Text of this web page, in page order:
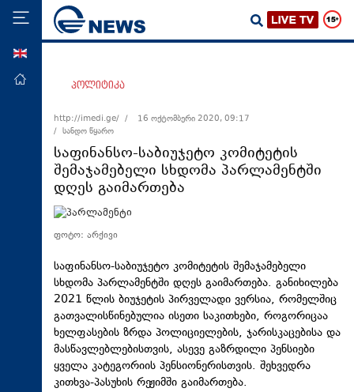
მთავარი
ეკონომიკა
მსოფლიო
ჯანდაცვა
საზოგადოება
სამართალი
თავდაცვა
რეგიონი
კულტურა
ტექნოლოგიები
პოლიტიკა
http://imedi.ge/ /
16 ოქტომბერი 2020, 09:17
/ სანდო წყარო
საფინანსო-საბიუჯეტო კომიტეტის
შემაჯამებელი სხდომა პარლამენტში
დღეს გაიმართება
ფოტო: არქივი
საფინანსო-საბიუჯეტო კომიტეტის შემაჯამებელი
სხდომა პარლამენტში დღეს გაიმართება. განიხილება
2021 წლის ბიუჯეტის პირველადი ვერსია, რომელშიც
გათვალისწინებულია ისეთი საკითხები, როგორიცაა
ხელფასების ზრდა პოლიციელების, ჯარისკაცებისა და
მასწავლებლებისთვის, ასევე გაზრდილი პენსიები
ყველა კატეგორიის პენსიონერისთვის. შეხვედრა
კითხვა-პასუხის რეჟიმში გაიმართება.